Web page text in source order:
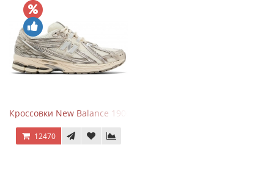
Кроссовки New Balance 1906R Arid Stone
12470